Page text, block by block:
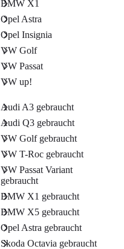
BMW X1
Opel Astra
Opel Insignia
VW Golf
VW Passat
VW up!
Audi A3 gebraucht
Audi Q3 gebraucht
VW Golf gebraucht
VW T-Roc gebraucht
VW Passat Variant
gebraucht
BMW X1 gebraucht
BMW X5 gebraucht
Opel Astra gebraucht
Skoda Octavia gebraucht